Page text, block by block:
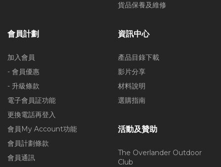
貨品保養及維修
會員計劃
加入會員
- 會員優惠
- 升級條款
電子會員証功能
更換電話再登入
會員My Account功能
會員計劃條款
會員通訊
資訊中心
產品目錄下載
影片分享
材料說明
選購指南
活動及贊助
The Overlander Outdoor
Club